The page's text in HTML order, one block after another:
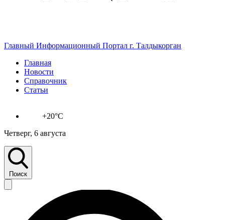
Главный Информационный Портал г. Талдыкорган
Главная
Новости
Справочник
Статьи
+20°C
Четверг, 6 августа
Поиск